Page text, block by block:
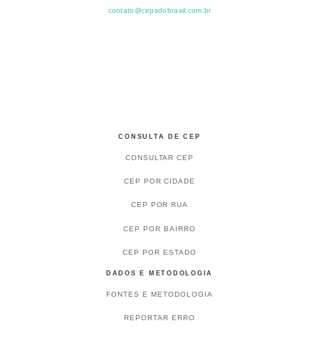
contato@cepsdobrasil.com.br
CONSULTA DE CEP
CONSULTAR CEP
CEP POR CIDADE
CEP POR RUA
CEP POR BAIRRO
CEP POR ESTADO
DADOS E METODOLOGIA
FONTES E METODOLOGIA
REPORTAR ERRO